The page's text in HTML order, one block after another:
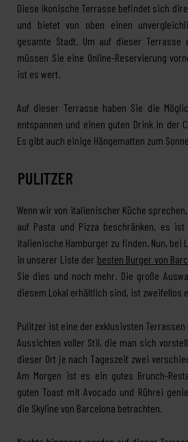
Diese ikonische Terrasse befindet sich
und bietet von oben einen
gesamte Stadt. Um auf dieser Terrasse
müssen Sie eine Online-Reservierung
ist es wert.
Auf dieser Terrasse haben Sie die
entspannen und einen guten Drink in der
Es gibt auch einige Hängematten zum
PULITZER
Wenn wir von italienischer Küche
auf Pasta und Pizza beschränken, es
italienische Hamburger zu finden. Nun, bei
in unserer Liste der besten Burger von
Sie dies und noch mehr. Die große
diesem Lokal erhältlich sind, ist zweifellos
Pulitzer ist eine der exklusivsten
Aussichten voller Stil, die man sich
dieser Ort je nach Tageszeit zwei
Am Morgen ist es ein gutes Brunch-
guten Toast mit Avocado und Rührei
die Skyline von Barcelona betrachten.